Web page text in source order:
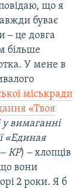
що я
буває
‒ це довга
більше
У мене в
міськради
«Твоя
у вимаганні
«Единая
КР) ‒ хлопців
вони
2 роки. Я б